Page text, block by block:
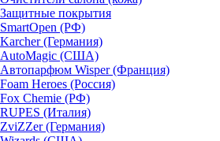
Защитные покрытия
SmartOpen (РФ)
Karcher (Германия)
AutoMagic (США)
Автопарфюм Wisper (Франция)
Foam Heroes (Россия)
Fox Chemie (РФ)
RUPES (Италия)
ZviZZer (Германия)